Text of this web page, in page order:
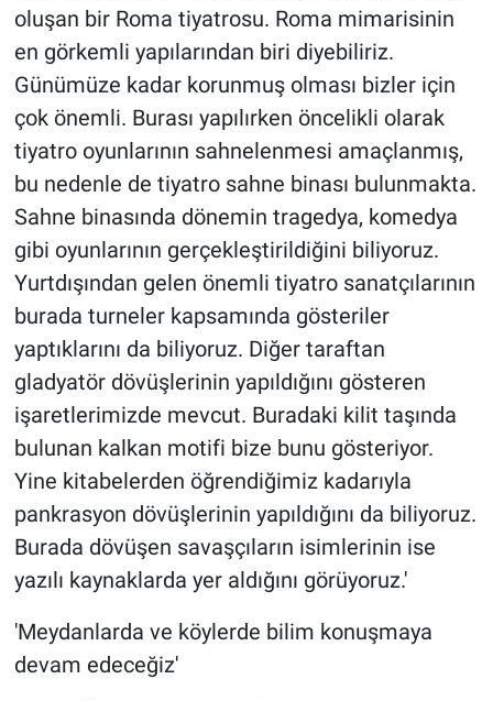
oluşan bir Roma tiyatrosu. Roma mimarisinin
en görkemli yapılarından biri diyebiliriz.
Günümüze kadar korunmuş olması bizler için
çok önemli. Burası yapılırken öncelikli olarak
tiyatro oyunlarının sahnelenmesi amaçlanmış,
bu nedenle de tiyatro sahne binası bulunmakta.
Sahne binasında dönemin tragedya, komedya
gibi oyunlarının gerçekleştirildiğini biliyoruz.
Yurtdışından gelen önemli tiyatro sanatçılarının
burada turneler kapsamında gösteriler
yaptıklarını da biliyoruz. Diğer taraftan
gladyatör dövüşlerinin yapıldığını gösteren
işaretlerimizde mevcut. Buradaki kilit taşında
bulunan kalkan motifi bize bunu gösteriyor.
Yine kitabelerden öğrendiğimiz kadarıyla
pankrasyon dövüşlerinin yapıldığını da biliyoruz.
Burada dövüşen savaşçıların isimlerinin ise
yazılı kaynaklarda yer aldığını görüyoruz.'
'Meydanlarda ve köylerde bilim konuşmaya
devam edeceğiz'